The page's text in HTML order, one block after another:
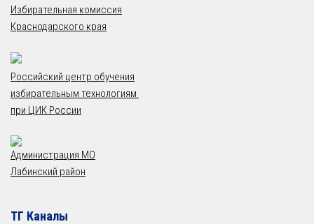
Избирательная комиссия
Краснодарского края
Российский центр обучения
избирательным технологиям
при ЦИК России
Администрация МО
Лабинский район
ТГ Каналы